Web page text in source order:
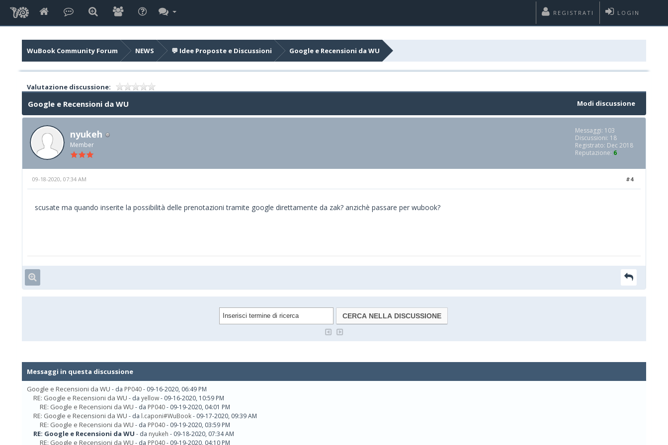
LOGIN
REGISTRATI
WuBook Community Forum NEWS 💬 Idee Proposte e Discussioni Google e Recensioni da WU
Valutazione discussione:
Modi discussione
Google e Recensioni da WU
nyukeh
Member
Messaggi: 103
Discussioni: 18
Registrato: Dec 2018
Reputazione: 6
#4
09-18-2020, 07:34 AM
scusate ma quando inserite la possibilità delle prenotazioni tramite google direttamente da zak? anzichè passare per wubook?
Messaggi in questa discussione
Google e Recensioni da WU - da PP040- 09-16-2020, 06:49 PM
RE: Google e Recensioni da WU - da yellow- 09-16-2020, 10:59 PM
RE: Google e Recensioni da WU - da PP040- 09-19-2020, 04:01 PM
RE: Google e Recensioni da WU - da l.caponi#WuBook- 09-17-2020, 09:39 AM
RE: Google e Recensioni da WU - da PP040- 09-19-2020, 03:59 PM
RE: Google e Recensioni da WU - da nyukeh - 09-18-2020, 07:34 AM
RE: Google e Recensioni da WU - da PP040- 09-19-2020, 04:10 PM